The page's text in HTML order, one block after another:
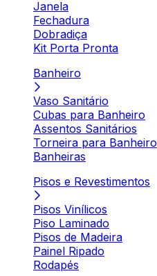
Janela
Fechadura
Dobradiça
Kit Porta Pronta
Banheiro
Vaso Sanitário
Cubas para Banheiro
Assentos Sanitários
Torneira para Banheiro
Banheiras
Pisos e Revestimentos
Pisos Vinílicos
Piso Laminado
Pisos de Madeira
Painel Ripado
Rodapés